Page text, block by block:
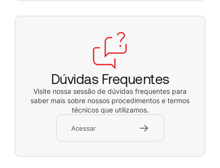
Dúvidas Frequentes
Visite nossa sessão de dúvidas frequentes para
saber mais sobre nossos procedimentos e termos
técnicos que utilizamos.
Acessar